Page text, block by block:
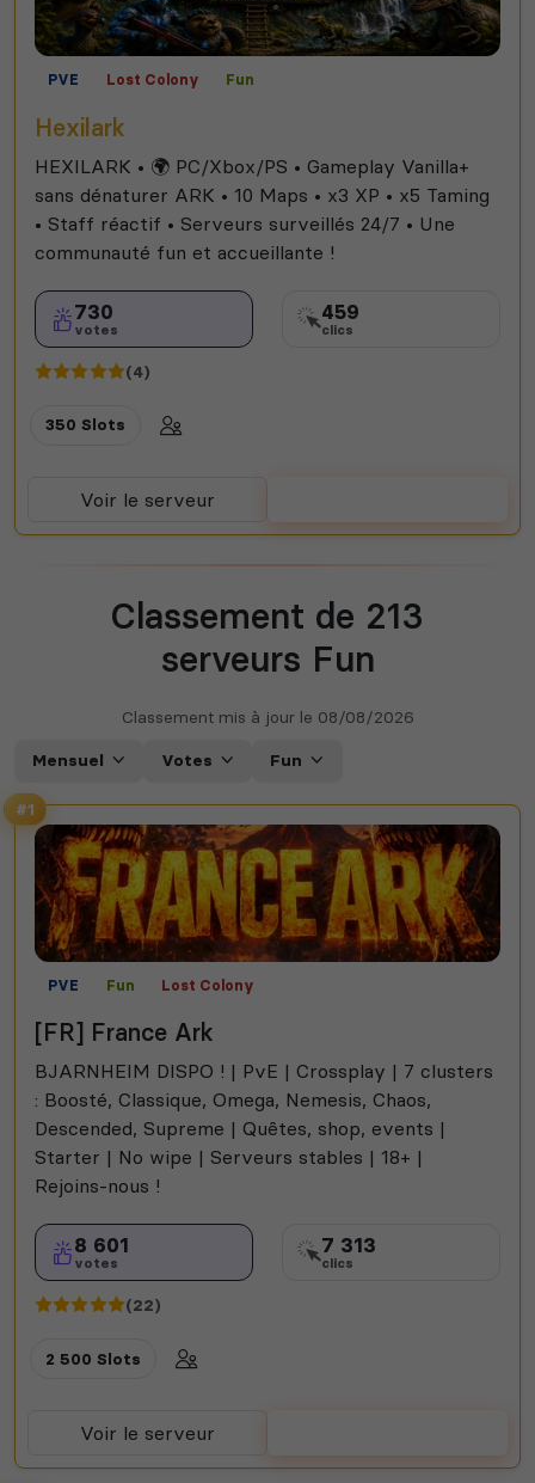
PVE Lost Colony Fun
Hexilark
HEXILARK • 🌍 PC/Xbox/PS • Gameplay Vanilla+
sans dénaturer ARK • 10 Maps • x3 XP • x5 Taming
• Staff réactif • Serveurs surveillés 24/7 • Une
communauté fun et accueillante !
730
votes
459
clics
(4)
350 Slots
Voir le serveur
Classement de 213
serveurs Fun
Classement mis à jour le 08/08/2026
Mensuel Votes Fun
#1
PVE Fun Lost Colony
[FR] France Ark
BJARNHEIM DISPO ! | PvE | Crossplay | 7 clusters
: Boosté, Classique, Omega, Nemesis, Chaos,
Descended, Supreme | Quêtes, shop, events |
Starter | No wipe | Serveurs stables | 18+ |
Rejoins-nous !
8 601
votes
7 313
clics
(22)
2 500 Slots
Voir le serveur